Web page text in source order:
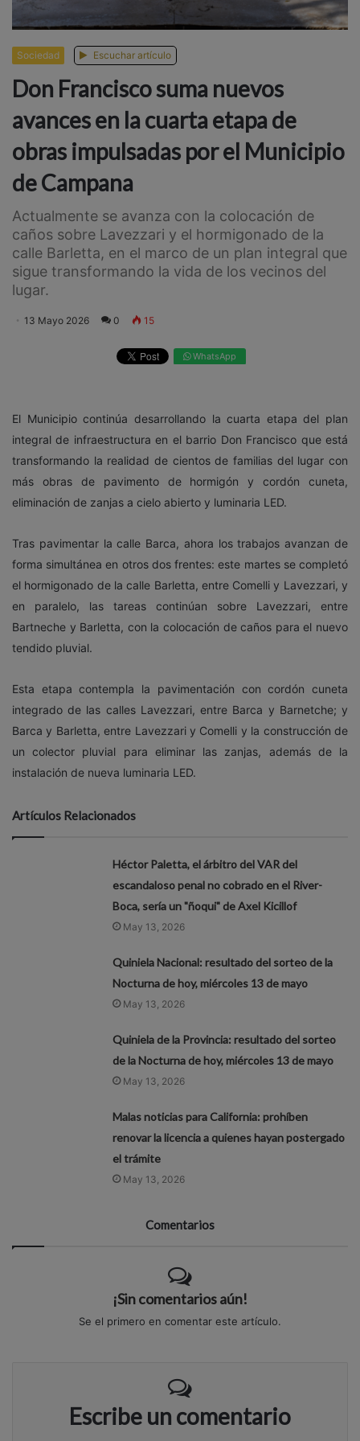
Sociedad Escuchar artículo
Don Francisco suma nuevos
avances en la cuarta etapa de
obras impulsadas por el Municipio
de Campana
Actualmente se avanza con la colocación de
caños sobre Lavezzari y el hormigonado de la
calle Barletta, en el marco de un plan integral que
sigue transformando la vida de los vecinos del
lugar.
13 Mayo 2026 0 15
WhatsApp
El Municipio continúa desarrollando la cuarta etapa del plan
integral de infraestructura en el barrio Don Francisco que está
transformando la realidad de cientos de familias del lugar con
más obras de pavimento de hormigón y cordón cuneta,
eliminación de zanjas a cielo abierto y luminaria LED.
Tras pavimentar la calle Barca, ahora los trabajos avanzan de
forma simultánea en otros dos frentes:este martesse completó
el hormigonado de la calle Barletta, entre Comelli y Lavezzari, y
en paralelo, las tareas continúan sobre Lavezzari, entre
Bartneche y Barletta, con la colocación de caños para el nuevo
tendido pluvial.
Esta etapa contempla la pavimentación con cordón cuneta
integrado de las calles Lavezzari, entre Barca y Barnetche; y
Barca y Barletta, entre Lavezzari y Comelli y la construcción de
un colector pluvial para eliminar las zanjas, además de la
instalación de nueva luminaria LED.
Artículos Relacionados
Héctor Paletta, el árbitro del VAR del
escandaloso penal no cobrado en el River-
Boca, sería un "ñoqui" de Axel Kicillof
May 13, 2026
Quiniela Nacional: resultado del sorteo de la
Nocturna de hoy, miércoles 13 de mayo
May 13, 2026
Quiniela de la Provincia: resultado del sorteo
de la Nocturna de hoy, miércoles 13 de mayo
May 13, 2026
Malas noticias para California: prohíben
renovar la licencia a quienes hayan postergado
el trámite
May 13, 2026
Comentarios
¡Sin comentarios aún!
Se el primero en comentar este artículo.
Escribe un comentario